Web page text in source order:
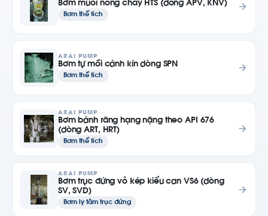
Bơm muối nóng chảy HTS (dòng APV, KNV)
Bơm thể tích
ARAI PUMP
Bơm tự mồi cánh kín dòng SPN
Bơm thể tích
ARAI PUMP
Bơm bánh răng hạng nặng theo API 676
(dòng ART, HRT)
Bơm thể tích
ARAI PUMP
Bơm trục đứng vỏ kép kiểu can VS6 (dòng
SV, SVD)
Bơm ly tâm trục đứng